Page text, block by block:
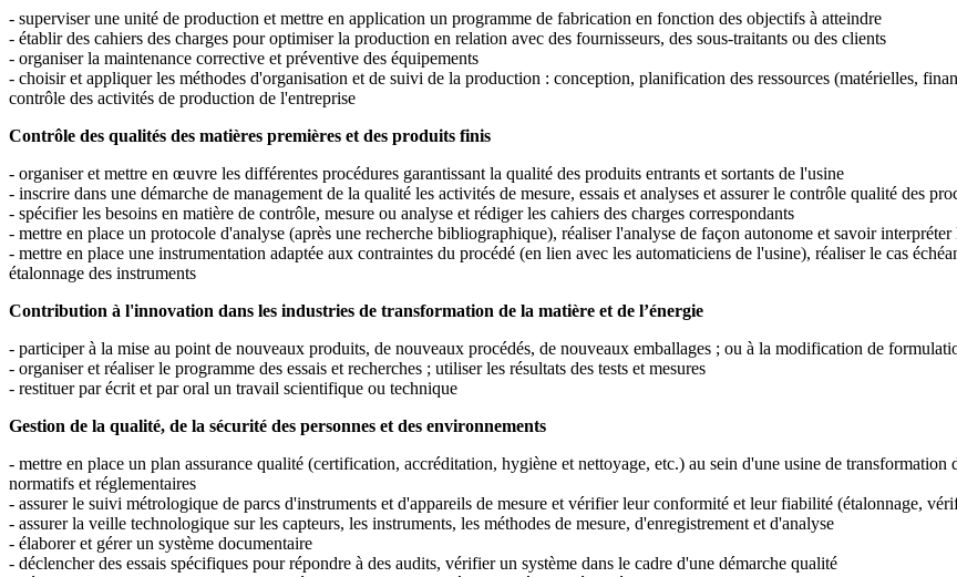
- superviser une unité de production et mettre en application un programme de fabrication en fonction des objectifs à atteindre
- établir des cahiers des charges pour optimiser la production en relation avec des fournisseurs, des sous-traitants ou des clients
- organiser la maintenance corrective et préventive des équipements
- choisir et appliquer les méthodes d'organisation et de suivi de la production : conception, planification des ressources (matérielles,
contrôle des activités de production de l'entreprise
Contrôle des qualités des matières premières et des produits finis
- organiser et mettre en œuvre les différentes procédures garantissant la qualité des produits entrants et sortants de l'usine
- inscrire dans une démarche de management de la qualité les activités de mesure, essais et analyses et assurer le contrôle qualité des
- spécifier les besoins en matière de contrôle, mesure ou analyse et rédiger les cahiers des charges correspondants
- mettre en place un protocole d'analyse (après une recherche bibliographique), réaliser l'analyse de façon autonome et savoir interpréter
- mettre en place une instrumentation adaptée aux contraintes du procédé (en lien avec les automaticiens de l'usine), réaliser le cas
étalonnage des instruments
Contribution à l'innovation dans les industries de transformation de la matière et de l’énergie
- participer à la mise au point de nouveaux produits, de nouveaux procédés, de nouveaux emballages ; ou à la modification de
- organiser et réaliser le programme des essais et recherches ; utiliser les résultats des tests et mesures
- restituer par écrit et par oral un travail scientifique ou technique
Gestion de la qualité, de la sécurité des personnes et des environnements
- mettre en place un plan assurance qualité (certification, accréditation, hygiène et nettoyage, etc.) au sein d'une usine de
normatifs et réglementaires
- assurer le suivi métrologique de parcs d'instruments et d'appareils de mesure et vérifier leur conformité et leur fiabilité (étalonnage,
- assurer la veille technologique sur les capteurs, les instruments, les méthodes de mesure, d'enregistrement et d'analyse
- élaborer et gérer un système documentaire
- déclencher des essais spécifiques pour répondre à des audits, vérifier un système dans le cadre d'une démarche qualité